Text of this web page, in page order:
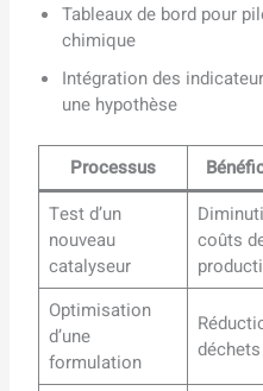
Tableaux de bord pour
chimique
Intégration des
une hypothèse
Processus
Test d’un
nouveau
catalyseur
coûts
Optimisation
d’une
formulation
déchets